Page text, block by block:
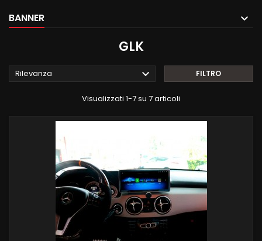
BANNER
GLK
Rilevanza  FILTRO
Visualizzati 1-7 su 7 articoli